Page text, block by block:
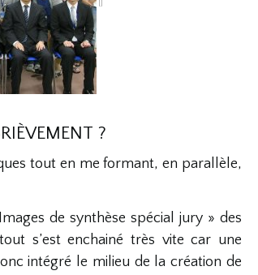
?
tout en me formant, en parallèle,
de synthèse spécial jury » des
s’est enchainé très vite car une
intégré le milieu de la création de